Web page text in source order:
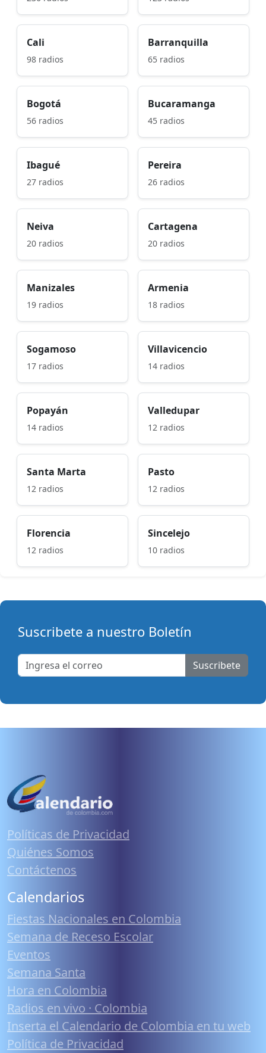
Cali
98 radios
Barranquilla
65 radios
Bogotá
56 radios
Bucaramanga
45 radios
Ibagué
27 radios
Pereira
26 radios
Neiva
20 radios
Cartagena
20 radios
Manizales
19 radios
Armenia
18 radios
Sogamoso
17 radios
Villavicencio
14 radios
Popayán
14 radios
Valledupar
12 radios
Santa Marta
12 radios
Pasto
12 radios
Florencia
12 radios
Sincelejo
10 radios
Suscribete a nuestro Boletín
Suscribete
Políticas de Privacidad
Quiénes Somos
Contáctenos
Calendarios
Fiestas Nacionales en Colombia
Semana de Receso Escolar
Eventos
Semana Santa
Hora en Colombia
Radios en vivo · Colombia
Inserta el Calendario de Colombia en tu web
Política de Privacidad